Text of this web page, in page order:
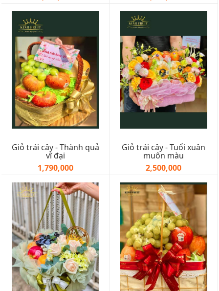
Giỏ trái cây - Thành quả
vĩ đại
1,790,000
Giỏ trái cây - Tuổi xuân
muôn màu
2,500,000